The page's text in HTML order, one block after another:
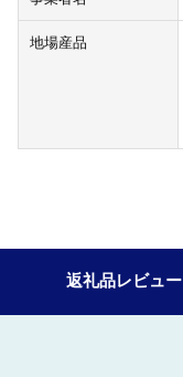
地場産品
返礼品レビュー